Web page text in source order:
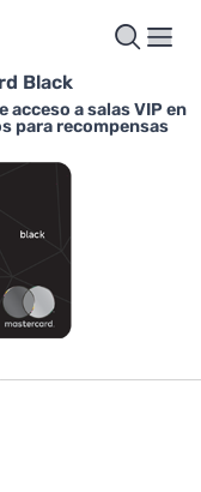
Black
a salas VIP en
para recompensas